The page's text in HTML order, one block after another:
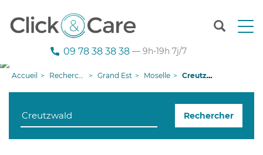
T
n
g
09 78 38 38 38 — 9h-19h 7j/7
Accueil Recherche aide à domicile Grand Est Moselle Creutzwald
Rechercher